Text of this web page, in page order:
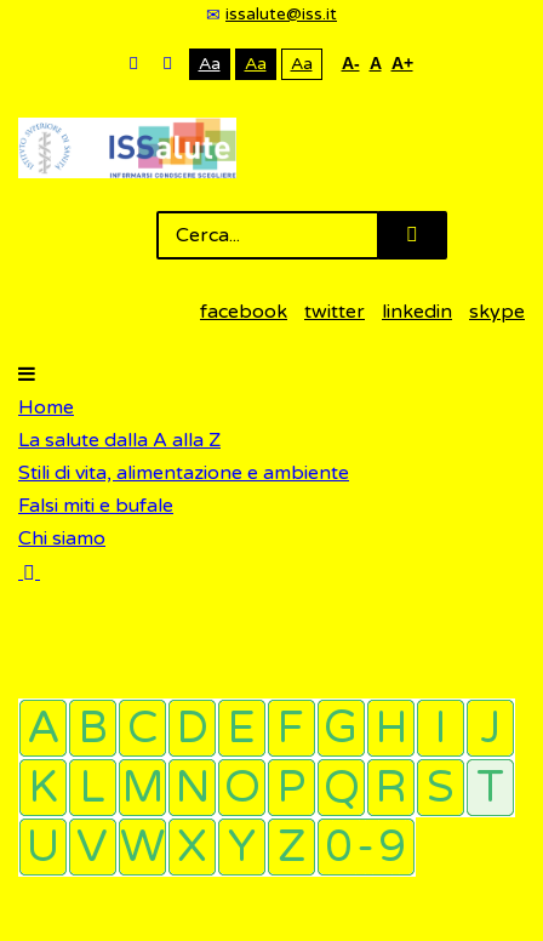
issalute@iss.it
Aa Aa Aa A- A A+
facebook twitter linkedin skype
Home
La salute dalla A alla Z
Stili di vita, alimentazione e ambiente
Falsi miti e bufale
Chi siamo